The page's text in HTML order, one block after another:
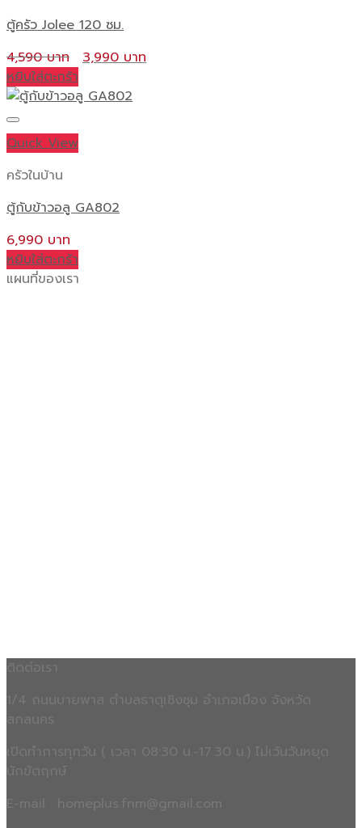
ตู้ครัว Jolee 120 ซม.
4,590
Original
was:
3,990
หยิบใส่ตะกร้า
Quick View
ครัวในบ้าน
ตู้กับข้าวอลู GA802
6,990
หยิบใส่ตะกร้า
แผนที่ของเรา
1/4 ถนนบายพาส ตำบลธาตุเชิงชุม อำเภอเมือง จังหวัด
เปิดทำการทุกวัน ( เวลา 08:30 น.-17.30 น.) ไม่เว้นวันหยุด
E-mail : homeplus.fnm@gmail.com